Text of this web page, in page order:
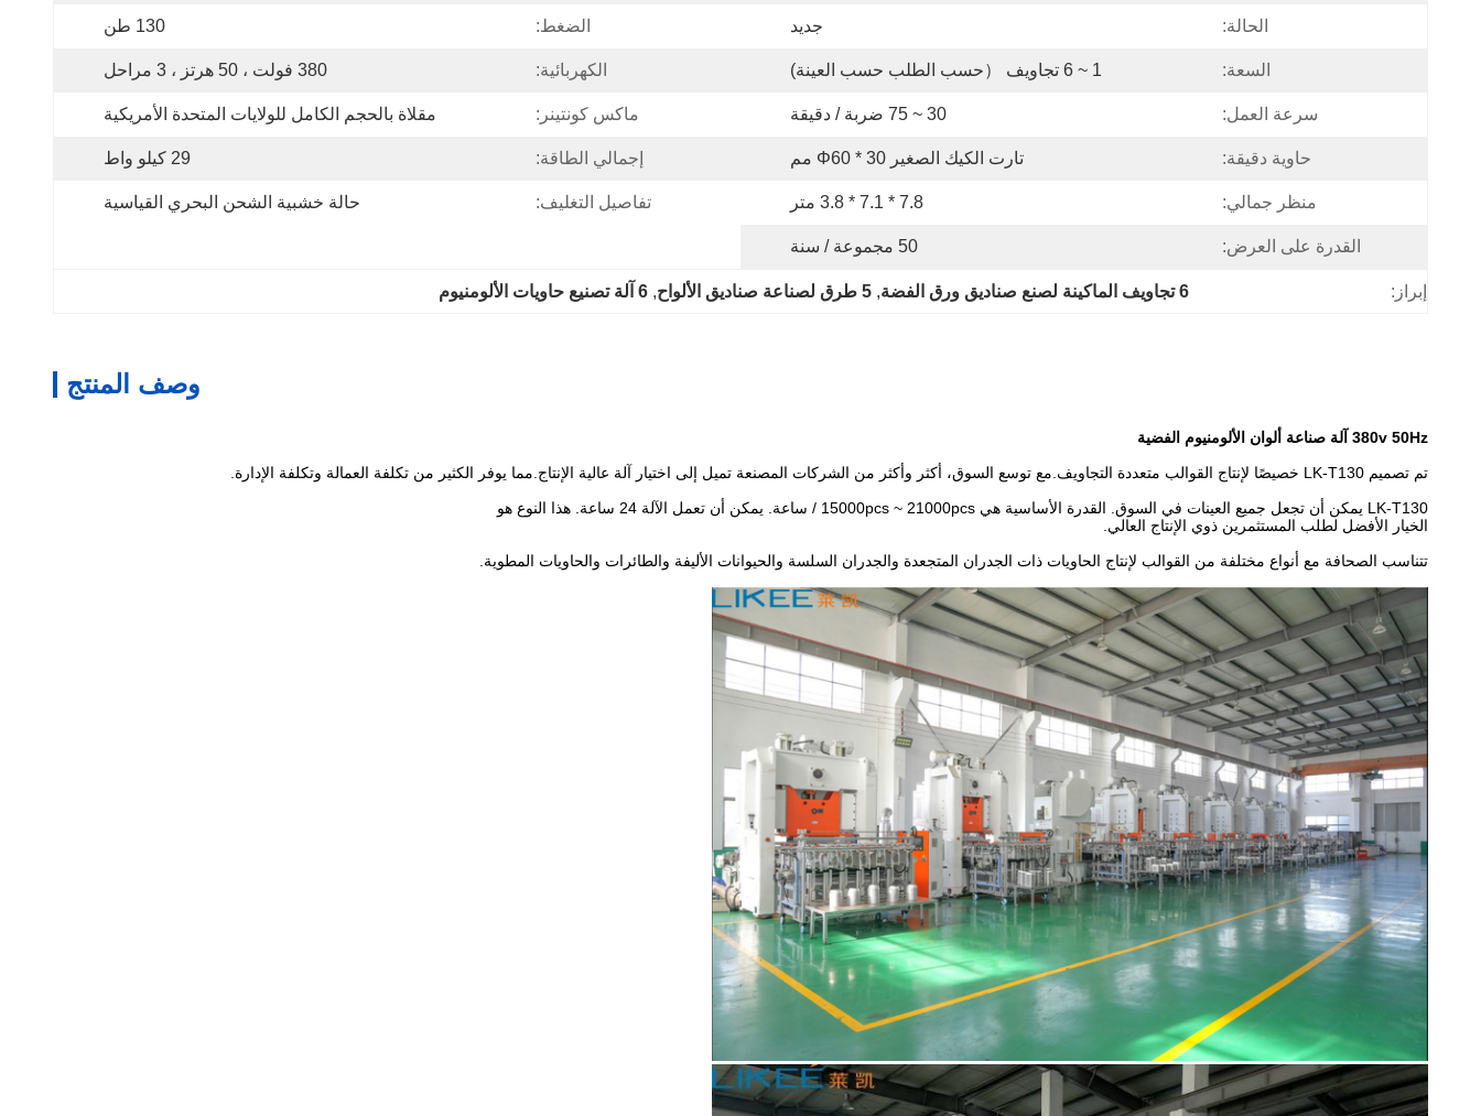
الحالة: جديد الضغط: 130 طن
السعة: 1 ~ 6 تجاويف （حسب الطلب حسب العينة) الكهربائية: 380 فولت ، 50 هرتز ، 3 مراحل
سرعة العمل: 30 ~ 75 ضربة / دقيقة ماكس كونتينر: مقلاة بالحجم الكامل للولايات المتحدة الأمريكية
حاوية دقيقة: تارت الكيك الصغير Φ60 * 30 مم إجمالي الطاقة: 29 كيلو واط
منظر جمالي: 7.8 * 7.1 * 3.8 متر تفاصيل التغليف: حالة خشبية الشحن البحري القياسية
القدرة على العرض: 50 مجموعة / سنة
إبراز: 6 تجاويف الماكينة لصنع صناديق ورق الفضة , 5 طرق لصناعة صناديق الألواح , 6 آلة تصنيع حاويات الألومنيوم
وصف المنتج
380v 50Hz آلة صناعة ألوان الألومنيوم الفضية
تم تصميم LK-T130 خصيصًا لإنتاج القوالب متعددة التجاويف.
مع توسع السوق، أكثر وأكثر من الشركات المصنعة تميل إلى اختيار آلة عالية الإنتاج.مما يوفر الكثير من تكلفة العمالة وتكلفة الإدارة.
LK-T130 يمكن أن تجعل جميع العينات في السوق. القدرة الأساسية هي 15000pcs ~ 21000pcs / ساعة. يمكن أن تعمل الآلة 24 ساعة. هذا النوع هو
الخيار الأفضل لطلب المستثمرين ذوي الإنتاج العالي.
تتناسب الصحافة مع أنواع مختلفة من القوالب لإنتاج الحاويات ذات الجدران المتجعدة والجدران السلسة والحيوانات الأليفة والطائرات والحاويات المطوية.